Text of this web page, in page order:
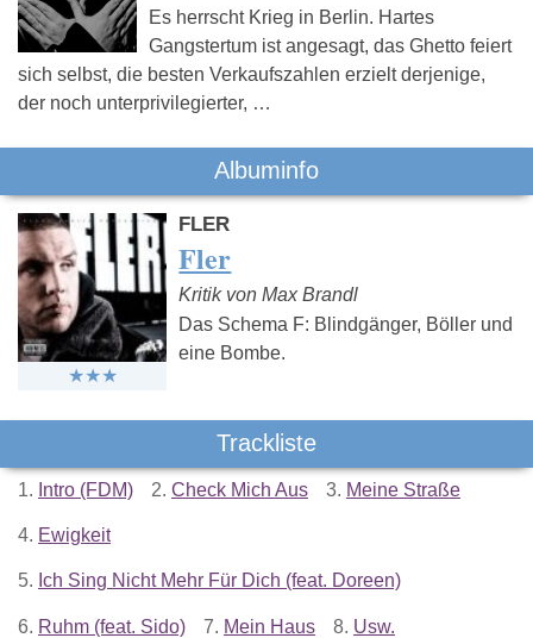
Es herrscht Krieg in Berlin. Hartes
Gangstertum ist angesagt, das Ghetto feiert
sich selbst, die besten Verkaufszahlen erzielt derjenige,
der noch unterprivilegierter, …
Albuminfo
FLER
Fler
Kritik von Max Brandl
Das Schema F: Blindgänger, Böller und
eine Bombe.
Trackliste
1. Intro (FDM) 2. Check Mich Aus 3. Meine Straße
4. Ewigkeit
5. Ich Sing Nicht Mehr Für Dich (feat. Doreen)
6. Ruhm (feat. Sido) 7. Mein Haus 8. Usw.